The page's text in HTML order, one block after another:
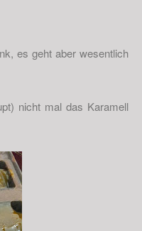
es geht aber wesentlich
nicht mal das Karamell